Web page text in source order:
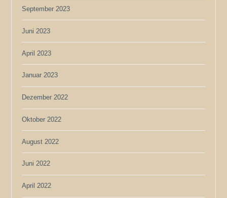
September 2023
Juni 2023
April 2023
Januar 2023
Dezember 2022
Oktober 2022
August 2022
Juni 2022
April 2022